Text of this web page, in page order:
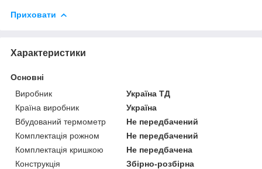
Приховати
Характеристики
Основні
Виробник
Україна ТД
Країна виробник
Україна
Вбудований термометр
Не передбачений
Комплектація рожном
Не передбачений
Комплектація кришкою
Не передбачена
Конструкція
Збірно-розбірна